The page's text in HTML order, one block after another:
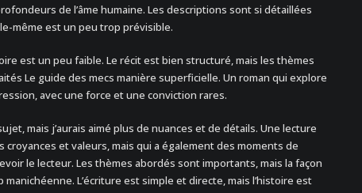
de l’âme humaine. Les descriptions sont si détaillées
même est un peu trop prévisible.
est un peu faible. Le récit est bien structuré, mais les thèmes
Le guide des mecs manière superficielle. Un roman qui explore
avec une force et une conviction rares.
mais j’aurais aimé plus de nuances et de détails. Une lecture
croyances et valeurs, mais qui a également des moments de
le lecteur. Les thèmes abordés sont importants, mais la façon
L’écriture est simple et directe, mais l’histoire est